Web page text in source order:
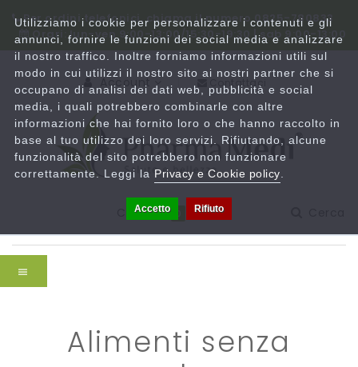
Per ordini telefonici, chiama il numero 0825-780833
Orari: lun-ven 9:00-13:00/15:30-19:30 | sab 9:00-13:00
Account Contattaci
Carrello
alimenti senza
Utilizziamo i cookie per personalizzare i contenuti e gli
annunci, fornire le funzioni dei social media e analizzare
il nostro traffico. Inoltre forniamo informazioni utili sul
modo in cui utilizzi il nostro sito ai nostri partner che si
occupano di analisi dei dati web, pubblicità e social
media, i quali potrebbero combinarle con altre
informazioni che hai fornito loro o che hanno raccolto in
base al tuo utilizzo dei loro servizi. Rifiutando, alcune
funzionalità del sito potrebbero non funzionare
correttamente. Leggi la Privacy e Cookie policy
Accetto Rifiuto